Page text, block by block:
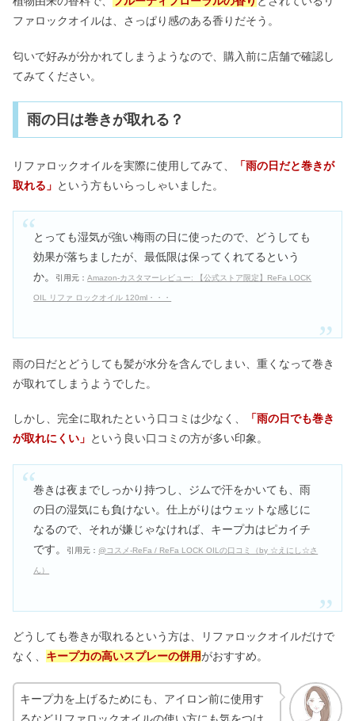
ファロックオイルは、さっぱり感のある香りだそう。
匂いで好みが分かれてしまうようなので、購入前に店舗で確認し
てみてください。
雨の日は巻きが取れる？
リファロックオイルを実際に使用してみて、
「雨の日だと巻きが
取れる」 という方もいらっしゃいました。
とっても湿気が強い梅雨の日に使ったので、どうしても
効果が落ちましたが、最低限は保ってくれてるという
か。
引用元：Amazon-カスタマーレビュー: 【公式ストア限定】ReFa LOCK
OIL リファ ロックオイル 120ml・・・
雨の日だとどうしても髪が水分を含んでしまい、重くなって巻き
が取れてしまうようでした。
しかし、完全に取れたという口コミは少なく、
「雨の日でも巻き
が取れにくい」 という良い口コミの方が多い印象。
巻きは夜までしっかり持つし、ジムで汗をかいても、雨
の日の湿気にも負けない。仕上がりはウェットな感じに
なるので、それが嫌じゃなければ、キープ力はピカイチ
です。
引用元： @コスメ-ReFa / ReFa LOCK OILの口コミ（by ☆えにし☆さ
ん）
どうしても巻きが取れるという方は、リファロックオイルだけで
なく、 キープ力の高いスプレーの併用がおすすめ。
キープ力を上げるためにも、アイロン前に使用す
るなどリファロックオイルの使い方にも気をつけ